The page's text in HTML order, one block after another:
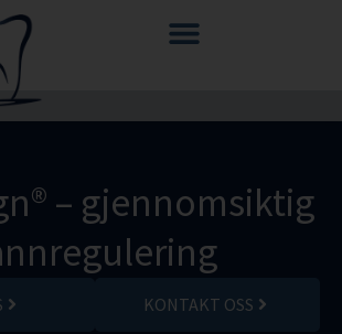
– gjennomsiktig
KONTAKT OSS